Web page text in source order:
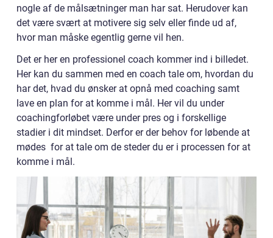
nogle af de målsætninger man har sat. Herudover kan
det være svært at motivere sig selv eller finde ud af,
hvor man måske egentlig gerne vil hen.
Det er her en professionel coach kommer ind i billedet.
Her kan du sammen med en coach tale om, hvordan du
har det, hvad du ønsker at opnå med coaching samt
lave en plan for at komme i mål. Her vil du under
coachingforløbet være under pres og i forskellige
stadier i dit mindset. Derfor er der behov for løbende at
mødes for at tale om de steder du er i processen for at
komme i mål.